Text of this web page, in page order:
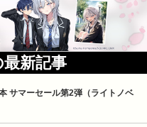
新記事
サマーセール第2弾（ライトノベ